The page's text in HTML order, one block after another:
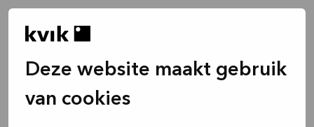
Deze website maakt gebruik
van cookies